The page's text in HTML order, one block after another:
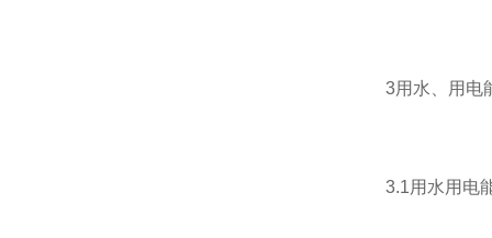
3用水、用电
3.1用水用电